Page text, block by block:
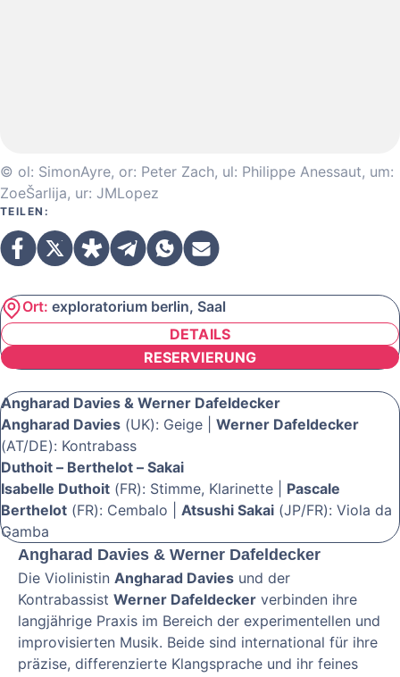
© ol: SimonAyre, or: Peter Zach, ul: Philippe Anessaut, um:
ZoeŠarlija, ur: JMLopez
TEILEN:
Ort: exploratorium berlin, Saal
DETAILS
RESERVIERUNG
Angharad Davies & Werner Dafeldecker
Angharad Davies (UK): Geige | Werner Dafeldecker
(AT/DE): Kontrabass
Duthoit – Berthelot – Sakai
Isabelle Duthoit (FR): Stimme, Klarinette | Pascale
Berthelot (FR): Cembalo | Atsushi Sakai (JP/FR): Viola da
Gamba
Angharad Davies & Werner Dafeldecker
Die Violinistin Angharad Davies und der
Kontrabassist Werner Dafeldecker verbinden ihre
langjährige Praxis im Bereich der experimentellen und
improvisierten Musik. Beide sind international für ihre
präzise, differenzierte Klangsprache und ihr feines